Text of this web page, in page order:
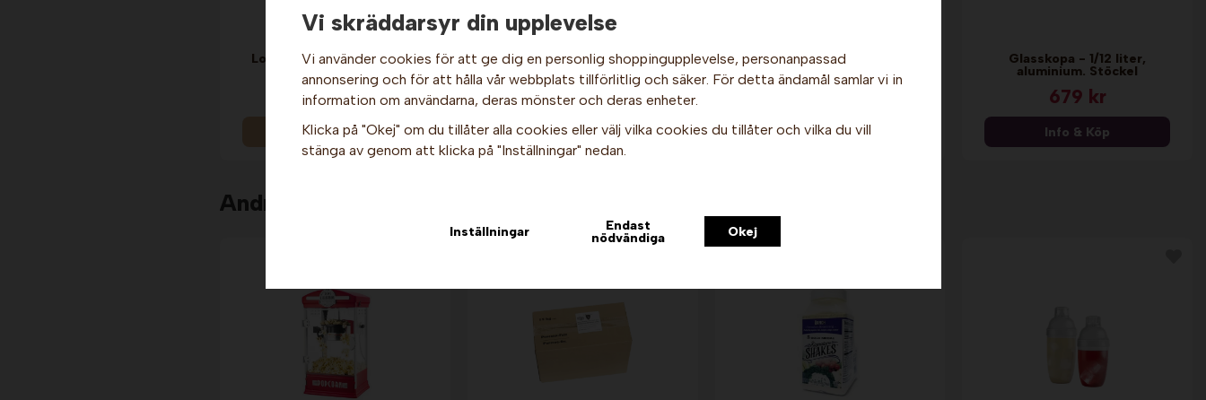
Hej och välkommen till Gottes!
företag (exkl. moms) för hur våra priser ska visas.
Lock med urtag för sked -
Plast. Nic
59 kr
Info
Glasskopa - 1/16 liter,
aluminium. Stöckel
679 kr
Info & Köp
Glasskopa - 1/24 liter,
aluminium. Stöckel.
Info & Köp
Glasskopa - 1/12 liter,
aluminium. Stöckel
679 kr
Info & Köp
Andra köpte även
Vi skräddarsyr din upplevelse
Vi använder cookies för att ge dig en personlig shoppingupplevelse, personanpassad
annonsering och för att hålla vår webbplats tillförlitlig och säker. För detta ändamål samlar vi in
information om användarna, deras mönster och deras enheter.
Klicka på "Okej" om du tillåter alla cookies eller välj vilka cookies du tillåter och vilka du vill
stänga av genom att klicka på "Inställningar" nedan.
Inställningar Endast
nödvändiga Okej